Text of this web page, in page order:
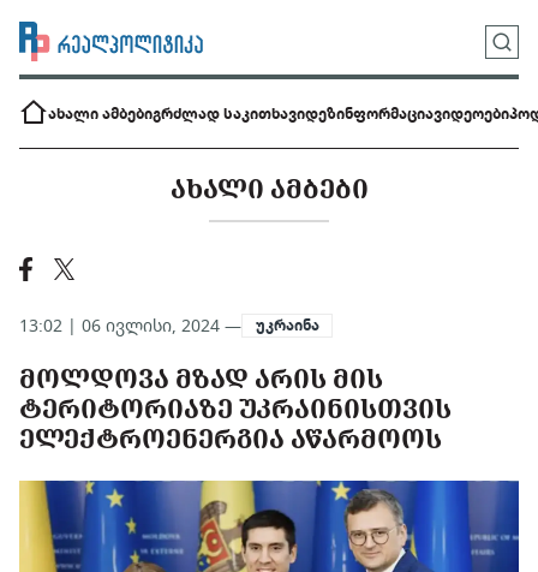
ახალი ამბებიგრძლად საკითხავიდეზინფორმაციავიდეოები
ᲐᲮᲐᲚᲘ ᲐᲛᲑᲔᲑᲘ
13:02 | 06 ივლისი, 2024 — უკრაინა
ᲛᲝᲚᲓᲝᲕᲐ ᲛᲖᲐᲓ ᲐᲠᲘᲡ ᲛᲘᲡ
ᲢᲔᲠᲘᲢᲝᲠᲘᲐᲖᲔ ᲣᲙᲠᲐᲘᲜᲘᲡᲗᲕᲘᲡ
ᲔᲚᲔᲥᲢᲠᲝᲔᲜᲔᲠᲒᲘᲐ ᲐᲬᲐᲠᲛᲝᲝᲡ